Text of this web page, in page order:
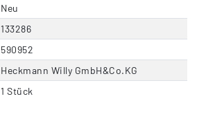
Neu
133286
590952
Heckmann Willy GmbH&Co.KG
1 Stück